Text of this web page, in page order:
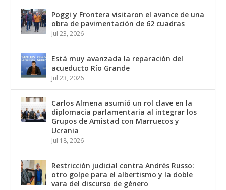
Poggi y Frontera visitaron el avance de una
obra de pavimentación de 62 cuadras
Jul 23, 2026
Está muy avanzada la reparación del
acueducto Río Grande
Jul 23, 2026
Carlos Almena asumió un rol clave en la
diplomacia parlamentaria al integrar los
Grupos de Amistad con Marruecos y
Ucrania
Jul 18, 2026
Restricción judicial contra Andrés Russo:
otro golpe para el albertismo y la doble
vara del discurso de género